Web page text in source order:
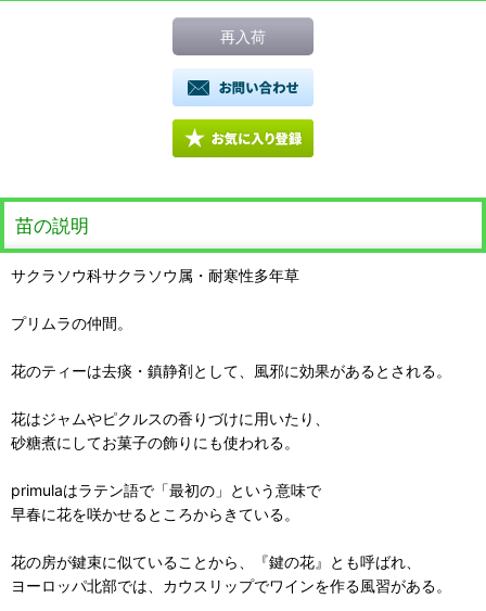
再入荷
苗の説明
サクラソウ科サクラソウ属・耐寒性多年草
プリムラの仲間。
花のティーは去痰・鎮静剤として、風邪に効果があるとされる。
花はジャムやピクルスの香りづけに用いたり、
砂糖煮にしてお菓子の飾りにも使われる。
primulaはラテン語で「最初の」という意味で
早春に花を咲かせるところからきている。
花の房が鍵束に似ていることから、『鍵の花』とも呼ばれ、
ヨーロッパ北部では、カウスリップでワインを作る風習がある。